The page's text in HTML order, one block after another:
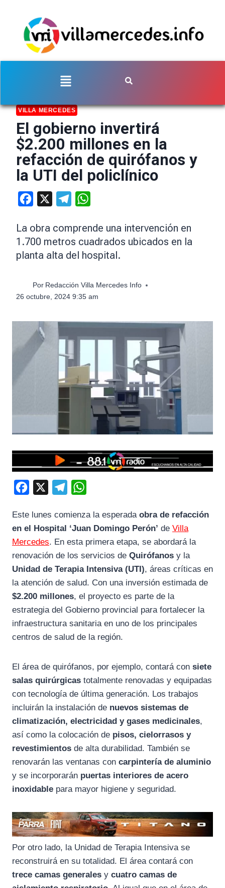
VILLA MERCEDES
El gobierno invertirá
$2.200 millones en la
refacción de quirófanos y
la UTI del policlínico
Facebook Telegram
La obra comprende una intervención en
1.700 metros cuadrados ubicados en la
planta alta del hospital.
Por Redacción Villa Mercedes Info
26 octubre, 2024 9:35 am
c
e
b
k
l
g
m
a
t
s
p
p
Este lunes comienza la esperada obra de refacción
en el Hospital ‘Juan Domingo Perón’ de Villa
Mercedes. En esta primera etapa, se abordará la
renovación de los servicios de Quirófanos y la
Unidad de Terapia Intensiva (UTI), áreas críticas en
la atención de salud. Con una inversión estimada de
$2.200 millones, el proyecto es parte de la
estrategia del Gobierno provincial para fortalecer la
infraestructura sanitaria en uno de los principales
centros de salud de la región.
El área de quirófanos, por ejemplo, contará con siete
salas quirúrgicas totalmente renovadas y equipadas
con tecnología de última generación. Los trabajos
incluirán la instalación de nuevos sistemas de
climatización, electricidad y gases medicinales,
así como la colocación de pisos, cielorrasos y
revestimientos de alta durabilidad. También se
renovarán las ventanas con carpintería de aluminio
y se incorporarán puertas interiores de acero
inoxidable para mayor higiene y seguridad.
Por otro lado, la Unidad de Terapia Intensiva se
reconstruirá en su totalidad. El área contará con
trece camas generales y cuatro camas de